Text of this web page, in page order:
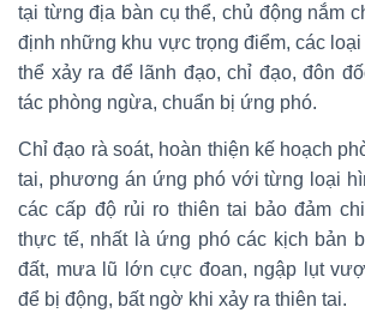
tại từng địa bàn cụ thể, chủ động nắm
định những khu vực trọng điểm, các
thể xảy ra để lãnh đạo, chỉ đạo, đôn
tác phòng ngừa, chuẩn bị ứng phó.
Chỉ đạo rà soát, hoàn thiện kế hoạch
tai, phương án ứng phó với từng loại
các cấp độ rủi ro thiên tai bảo đảm
thực tế, nhất là ứng phó các kịch bản
đất, mưa lũ lớn cực đoan, ngập lụt
để bị động, bất ngờ khi xảy ra thiên tai.